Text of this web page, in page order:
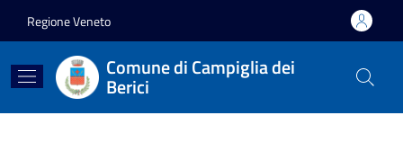
Regione Veneto
Comune di Campiglia dei
Berici